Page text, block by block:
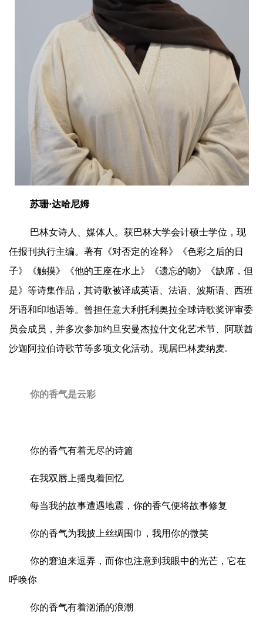
苏珊·达哈尼姆
巴林女诗人、媒体人。获巴林大学会计硕士学位，现
任报刊执行主编。著有《对否定的诠释》《色彩之后的日
子》《触摸》《他的王座在水上》《遗忘的吻》《缺席，但
是》等诗集作品，其诗歌被译成英语、法语、波斯语、西班
牙语和印地语等。曾担任意大利托利奥拉全球诗歌奖评审委
员会成员，并多次参加约旦安曼杰拉什文化艺术节、阿联酋
沙迦阿拉伯诗歌节等多项文化活动。现居巴林麦纳麦.
你的香气是云彩
你的香气有着无尽的诗篇
在我双唇上摇曳着回忆
每当我的故事遭遇地震，你的香气便将故事修复
你的香气为我披上丝绸围巾，我用你的微笑
你的窘迫来逗弄，而你也注意到我眼中的光芒，它在
呼唤你
你的香气有着汹涌的浪潮